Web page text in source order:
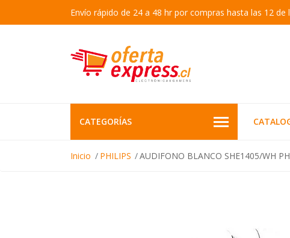
Envío rápido de 24 a 48 hr por compras hasta las 12 de
CATEGORÍAS
Inicio PHILIPS AUDIFONO BLANCO SHE1405/WH